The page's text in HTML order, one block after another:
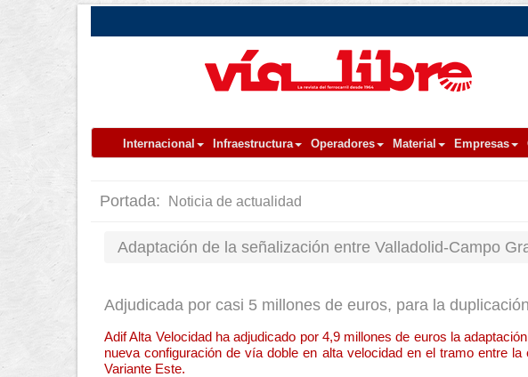
Internacional Infraestructura Operadores Material Empresas
Portada: Noticia de actualidad
Adaptación de la señalización entre Valladolid-Campo
Adjudicada por casi 5 millones de euros, para la
Adif Alta Velocidad ha adjudicado por 4,9 millones de euros la
nueva configuración de vía doble en alta velocidad en el tramo entre
Variante Este.